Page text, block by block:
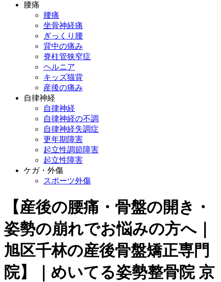
腰痛
腰痛
坐骨神経痛
ぎっくり腰
背中の痛み
脊柱管狭窄症
ヘルニア
キッズ猫背
産後の痛み
自律神経
自律神経
自律神経の不調
自律神経失調症
更年期障害
起立性調節障害
起立性障害
ケガ・外傷
スポーツ外傷
【産後の腰痛・骨盤の開き・
姿勢の崩れでお悩みの方へ｜
旭区千林の産後骨盤矯正専門
院】｜めいてる姿勢整骨院 京